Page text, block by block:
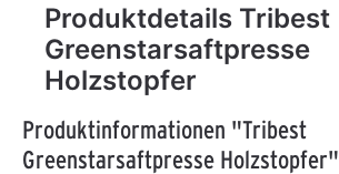
Produktdetails Tribest
Greenstarsaftpresse
Holzstopfer
Produktinformationen "Tribest
Greenstarsaftpresse Holzstopfer"